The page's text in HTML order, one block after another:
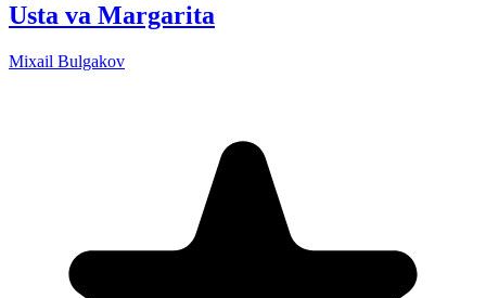
Usta va Margarita
Mixail Bulgakov